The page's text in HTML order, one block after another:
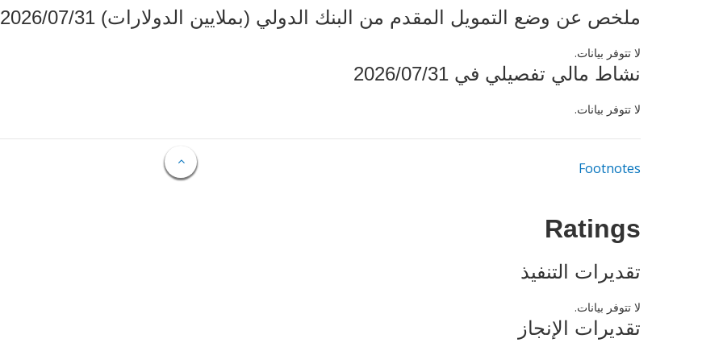
ملخص عن وضع التمويل المقدم من البنك الدولي (بملايين الدولارات) 2026/07/31
لا تتوفر بيانات.
نشاط مالي تفصيلي في 2026/07/31
لا تتوفر بيانات.
Footnotes
Ratings
تقديرات التنفيذ
لا تتوفر بيانات.
تقديرات الإنجاز